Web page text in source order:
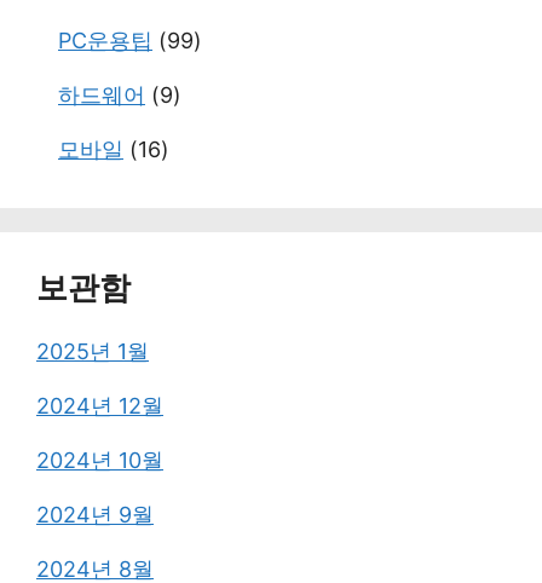
PC운용팁 (99)
하드웨어 (9)
모바일 (16)
보관함
2025년 1월
2024년 12월
2024년 10월
2024년 9월
2024년 8월